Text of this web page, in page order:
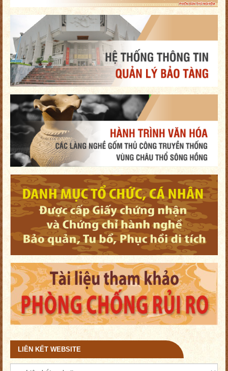
LIÊN KẾT WEBSITE